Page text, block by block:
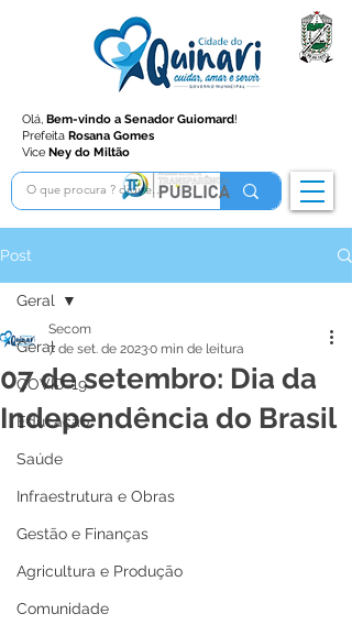
Olá, Bem-vindo a Senador Guiomard!
Prefeita Rosana Gomes
Vice Ney do Miltão
Post
Geral
COVID-19
Educação
Saúde
Infraestrutura e Obras
Gestão e Finanças
Agricultura e Produção
Comunidade
Geral
07 de setembro: Dia da
Independência do Brasil
Secom
7 de set. de 20230 min de leitura